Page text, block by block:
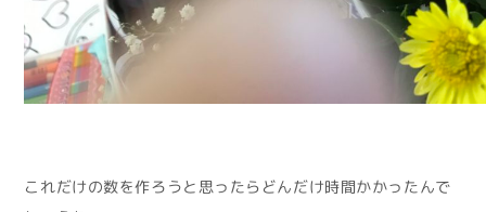
これだけの数を作ろうと思ったらどんだけ時間かかったんで